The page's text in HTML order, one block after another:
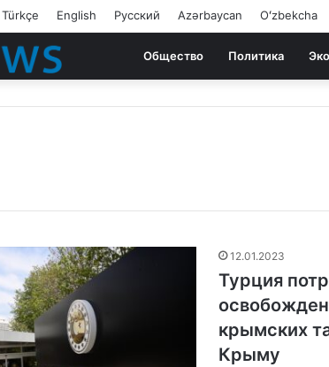
Türkçe English Русский Azərbaycan Oʻzbekcha
Общество Политика
12.01.2023
Турция
крымских
Крыму